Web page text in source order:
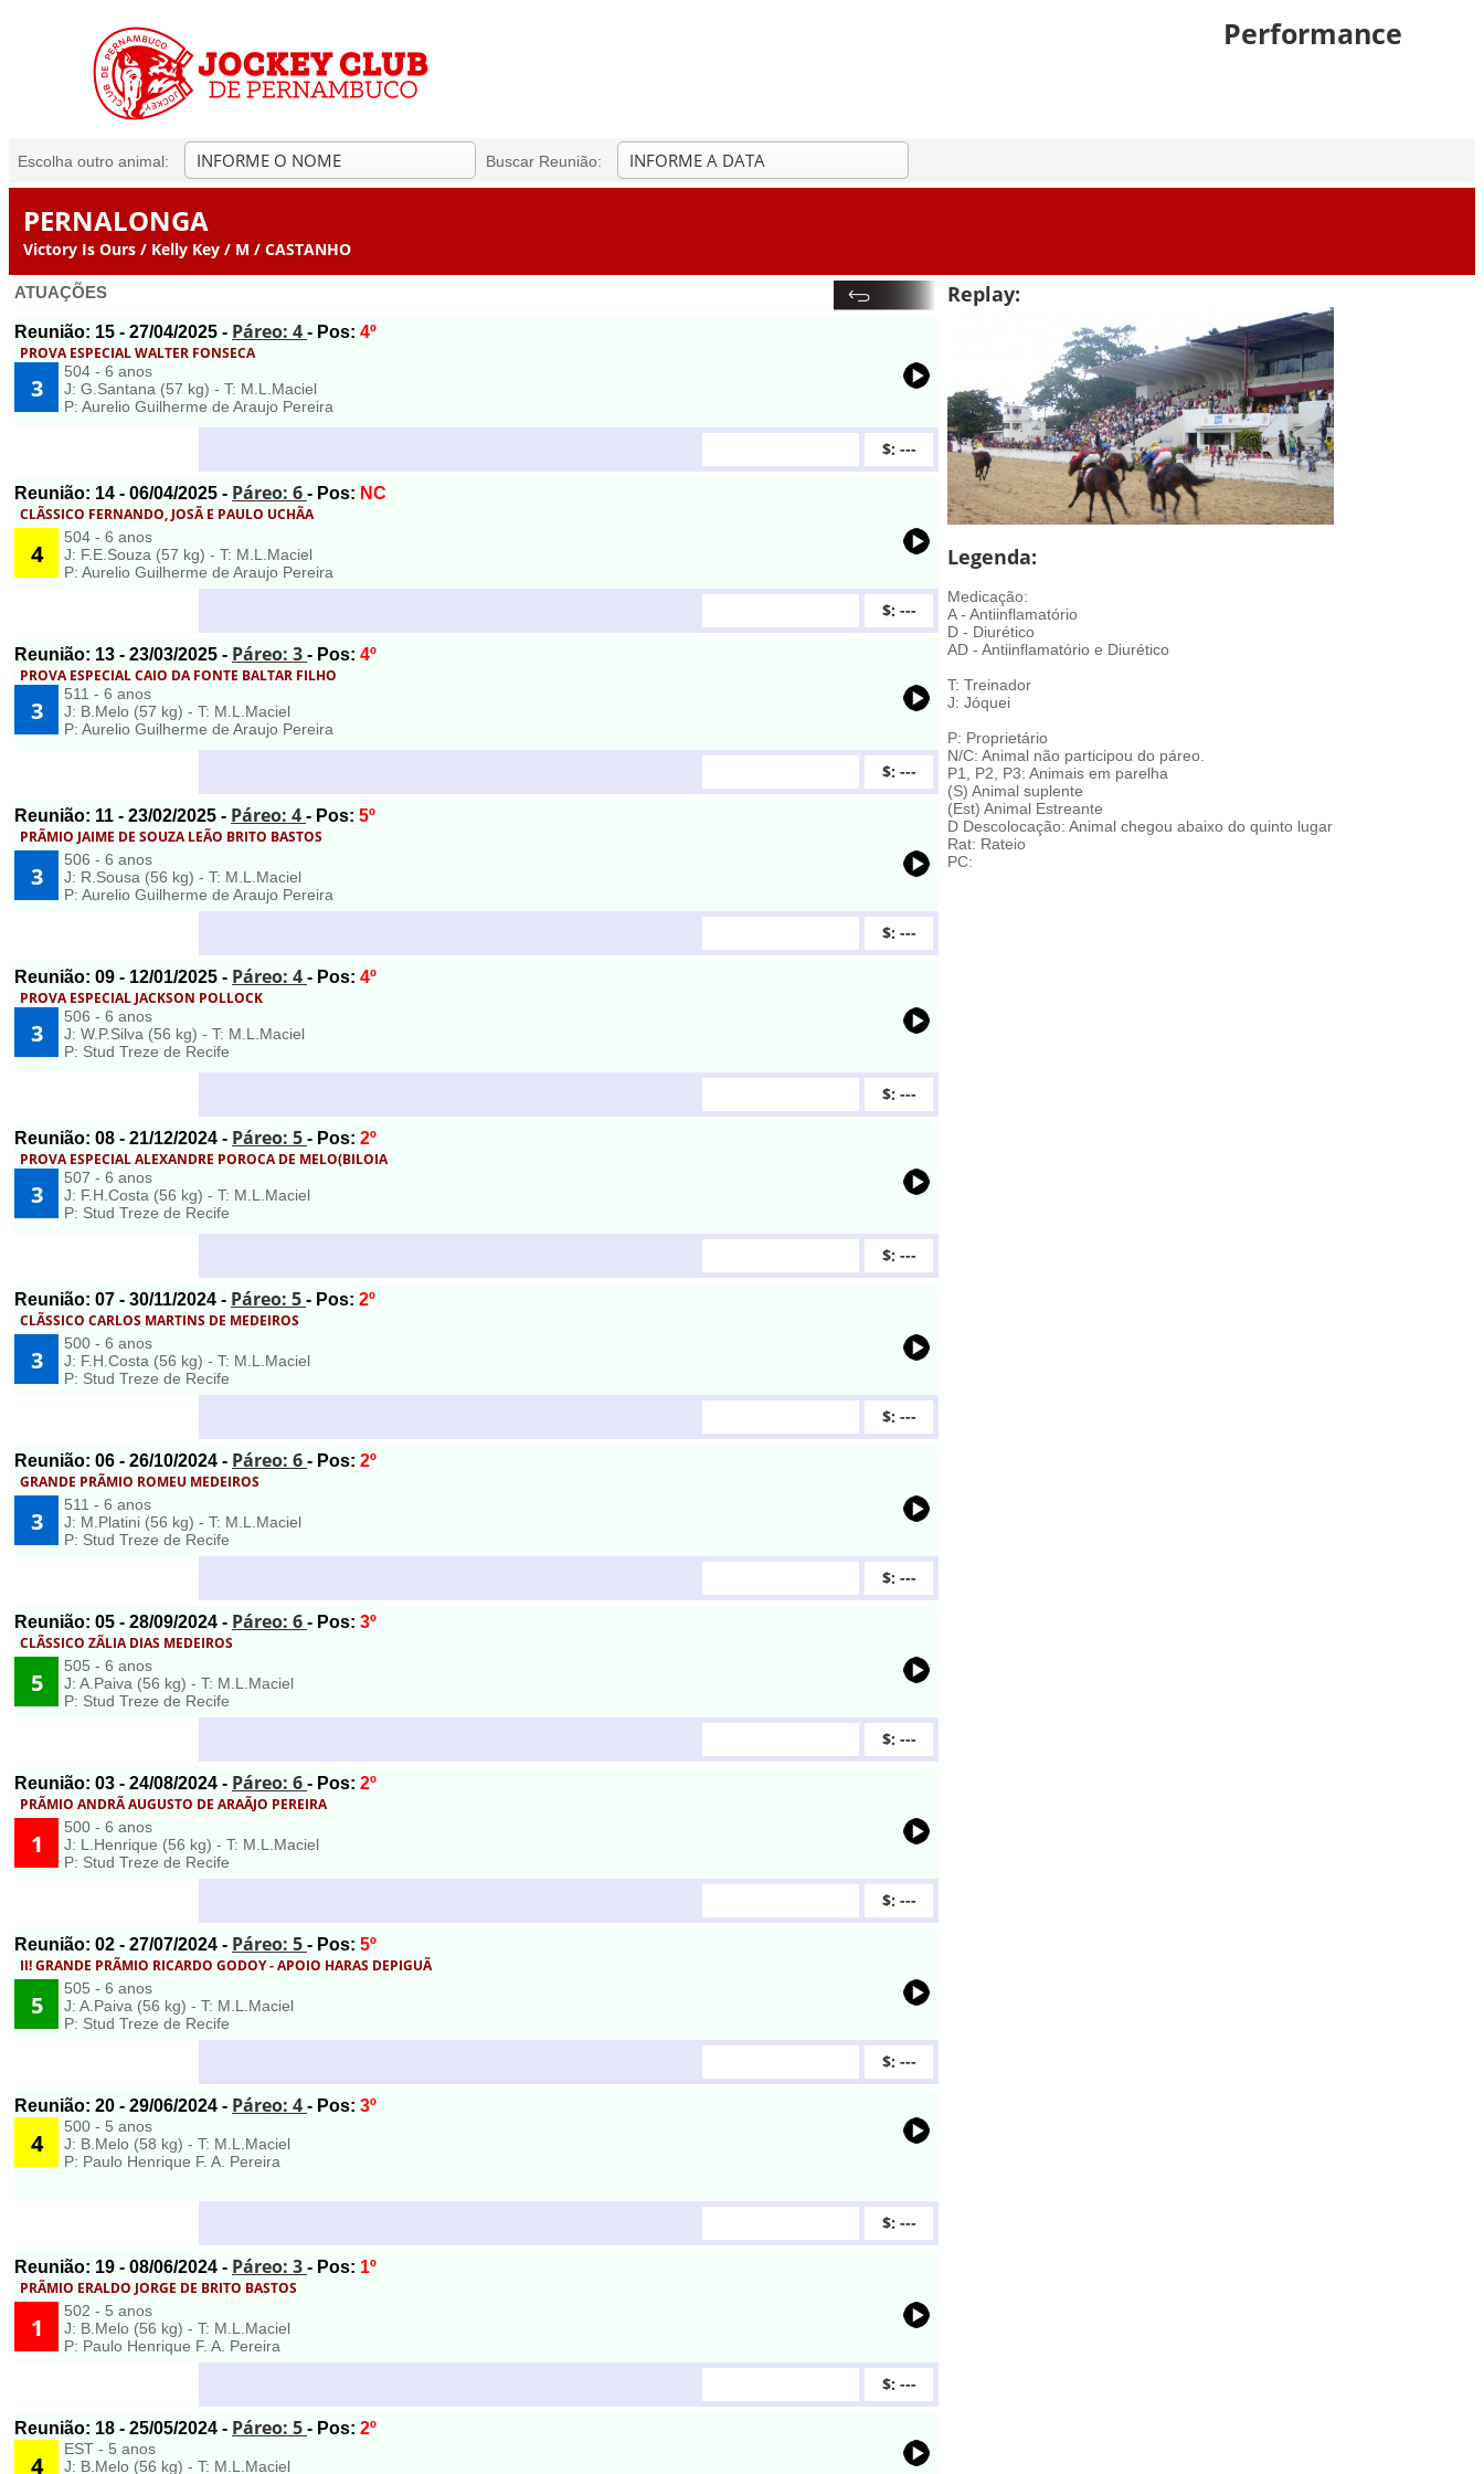
Performance
Escolha outro animal: Buscar Reunião:
PERNALONGA
Victory Is Ours / Kelly Key / M / CASTANHO
ATUAÇÕES
Reunião: 15 - 27/04/2025 - Páreo: 4 - Pos: 4º
PROVA ESPECIAL WALTER FONSECA
3
504 - 6 anos
J: G.Santana (57 kg) - T: M.L.Maciel
P: Aurelio Guilherme de Araujo Pereira
$: ---
Reunião: 14 - 06/04/2025 - Páreo: 6 - Pos: NC
CLÃSSICO FERNANDO, JOSÃ E PAULO UCHÃA
4
504 - 6 anos
J: F.E.Souza (57 kg) - T: M.L.Maciel
P: Aurelio Guilherme de Araujo Pereira
$: ---
Reunião: 13 - 23/03/2025 - Páreo: 3 - Pos: 4º
PROVA ESPECIAL CAIO DA FONTE BALTAR FILHO
3
511 - 6 anos
J: B.Melo (57 kg) - T: M.L.Maciel
P: Aurelio Guilherme de Araujo Pereira
$: ---
Reunião: 11 - 23/02/2025 - Páreo: 4 - Pos: 5º
PRÃMIO JAIME DE SOUZA LEÃO BRITO BASTOS
3
506 - 6 anos
J: R.Sousa (56 kg) - T: M.L.Maciel
P: Aurelio Guilherme de Araujo Pereira
$: ---
Reunião: 09 - 12/01/2025 - Páreo: 4 - Pos: 4º
PROVA ESPECIAL JACKSON POLLOCK
3
506 - 6 anos
J: W.P.Silva (56 kg) - T: M.L.Maciel
P: Stud Treze de Recife
$: ---
Reunião: 08 - 21/12/2024 - Páreo: 5 - Pos: 2º
PROVA ESPECIAL ALEXANDRE POROCA DE MELO(BILOIA
3
507 - 6 anos
J: F.H.Costa (56 kg) - T: M.L.Maciel
P: Stud Treze de Recife
$: ---
Reunião: 07 - 30/11/2024 - Páreo: 5 - Pos: 2º
CLÃSSICO CARLOS MARTINS DE MEDEIROS
3
500 - 6 anos
J: F.H.Costa (56 kg) - T: M.L.Maciel
P: Stud Treze de Recife
$: ---
Reunião: 06 - 26/10/2024 - Páreo: 6 - Pos: 2º
GRANDE PRÃMIO ROMEU MEDEIROS
3
511 - 6 anos
J: M.Platini (56 kg) - T: M.L.Maciel
P: Stud Treze de Recife
$: ---
Reunião: 05 - 28/09/2024 - Páreo: 6 - Pos: 3º
CLÃSSICO ZÃLIA DIAS MEDEIROS
5
505 - 6 anos
J: A.Paiva (56 kg) - T: M.L.Maciel
P: Stud Treze de Recife
$: ---
Reunião: 03 - 24/08/2024 - Páreo: 6 - Pos: 2º
PRÃMIO ANDRÃ AUGUSTO DE ARAÃJO PEREIRA
1
500 - 6 anos
J: L.Henrique (56 kg) - T: M.L.Maciel
P: Stud Treze de Recife
$: ---
Reunião: 02 - 27/07/2024 - Páreo: 5 - Pos: 5º
Il! GRANDE PRÃMIO RICARDO GODOY - APOIO HARAS DEPIGUÃ
5
505 - 6 anos
J: A.Paiva (56 kg) - T: M.L.Maciel
P: Stud Treze de Recife
$: ---
Reunião: 20 - 29/06/2024 - Páreo: 4 - Pos: 3º
4
500 - 5 anos
J: B.Melo (58 kg) - T: M.L.Maciel
P: Paulo Henrique F. A. Pereira
$: ---
Reunião: 19 - 08/06/2024 - Páreo: 3 - Pos: 1º
PRÃMIO ERALDO JORGE DE BRITO BASTOS
1
502 - 5 anos
J: B.Melo (56 kg) - T: M.L.Maciel
P: Paulo Henrique F. A. Pereira
$: ---
Reunião: 18 - 25/05/2024 - Páreo: 5 - Pos: 2º
4
EST - 5 anos
J: B.Melo (56 kg) - T: M.L.Maciel
Replay:
Legenda:
Medicação:
A - Antiinflamatório
D - Diurético
AD - Antiinflamatório e Diurético
T: Treinador
J: Jóquei
P: Proprietário
N/C: Animal não participou do páreo.
P1, P2, P3: Animais em parelha
(S) Animal suplente
(Est) Animal Estreante
D Descolocação: Animal chegou abaixo do quinto lugar
Rat: Rateio
PC: